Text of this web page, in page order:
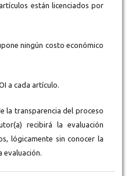
están licenciados por
ningún costo económico
a cada artículo.
la transparencia del proceso
recibirá la evaluación
lógicamente sin conocer la
evaluación.